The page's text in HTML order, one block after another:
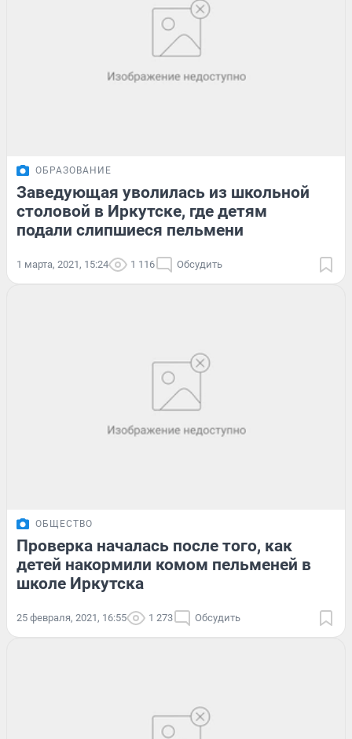
ОБРАЗОВАНИЕ
Заведующая уволилась из школьной
столовой в Иркутске, где детям
подали слипшиеся пельмени
1 марта, 2021, 15:24 1 116 Обсудить
ОБЩЕСТВО
Проверка началась после того, как
детей накормили комом пельменей в
школе Иркутска
25 февраля, 2021, 16:55 1 273 Обсудить